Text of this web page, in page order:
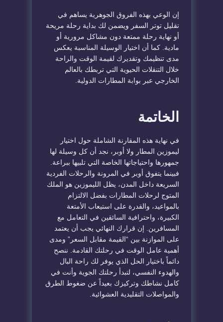
​إن الوعي بهذه الفروق الجوهرية يساهم في
تقليل توتر السفر ويضمن لك بداية رحلة مريحة
أو نهاية رحلة ممتعة دون مشاكل مرورية أو
مادية. كما أن اختيار الوسيلة المناسبة يعكس
مدى تنظيمك وتقديرك لقيمة الوقت والراحة
خلال التنقلات الحيوية التي تربطك بالعالم
الخارجي عبر بوابة المطارات الدولية.
​الخاتمة
​في نهاية هذه المقارنة الشاملة حول اختيار
ليموزين المطار ولا أوبر ، نجد أن كل وسيلة لها
جمهورها واحتياجاتها الخاصة التي تلبيها ببراعة.
فبينما يتفوق أوبر في المرونة والرحلات الفردية
السريعة داخل المدن، يظل الليموزين هو الملك
المتوج لرحلات المطارات بفضل الالتزام
بالمواعيد، والقدرة على استيعاب الأمتعة
الكبيرة، واحترافية السائقين في التعامل مع
المسافرين. إن قرارك النهائي يجب أن يعتمد
على الموازنة بين “القيمة مقابل السعر” ومدى
أهمية عامل الوقت في رحلتك القادمة. ننصح
دائماً باختيار الحل الذي يوفر لك راحة البال
والهدوء النفسي، لتبدأ رحلتك الجوية وأنت في
كامل نشاطك وتركيزك بعيداً عن ضغوط الطرق
والمواصلات التقليدية العشوائية.